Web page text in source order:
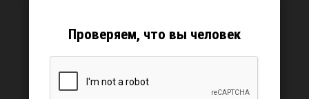
Проверяем, что вы человек